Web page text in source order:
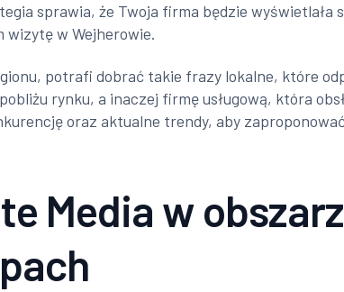
sprawia, że Twoja firma będzie wyświetlała
wizytę w Wejherowie.
potrafi dobrać takie frazy lokalne, które
rynku, a inaczej firmę usługową, która
oraz aktualne trendy, aby
Media w